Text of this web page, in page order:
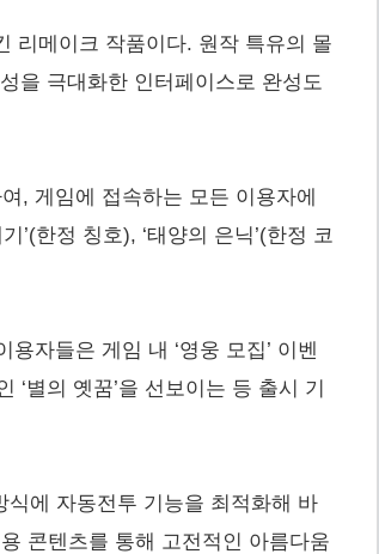
리메이크 작품이다. 원작 특유의 몰
을 극대화한 인터페이스로 완성도
, 게임에 접속하는 모든 이용자에
’(한정 칭호), ‘태양의 은닉’(한정 코
자들은 게임 내 ‘영웅 모집’ 이벤
별의 옛꿈’을 선보이는 등 출시 기
에 자동전투 기능을 최적화해 바
콘텐츠를 통해 고전적인 아름다움